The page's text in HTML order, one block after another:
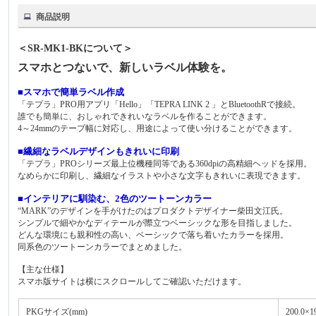
商品説明
＜SR-MK1-BKについて＞
スマホとつないで、新しいラベル体験を。
■スマホで簡単ラベル作成
「テプラ」PRO用アプリ「Hello」「TEPRA LINK 2 」とBluetoothRで接続。
誰でも簡単に、おしゃれできれいなラベルを作ることができます。
4～24mmのテープ幅に対応し、用途によって使い分けることができます。
■繊細なラベルデザインもきれいに印刷
「テプラ」PROシリーズ最上位機種同等である360dpiの高精細ヘッドを採用。
なめらかに印刷し、繊細なイラストや小さな文字もきれいに表現できます。
■インテリアに馴染む、2色のツートーンカラー
“MARK”のデザインを手がけたのはプロダクトデザイナー柴田文江氏。
シンプルで細やかなディテールが際立つベーシックな形を目指しました。
どんな環境にも親和性の高い、ベーシックで落ち着いたカラーを採用。
同系色のツートーンカラーでまとめました。
【主な仕様】
スマホ版サイトは横にスクロールしてご確認いただけます。
PKGサイズ(mm)